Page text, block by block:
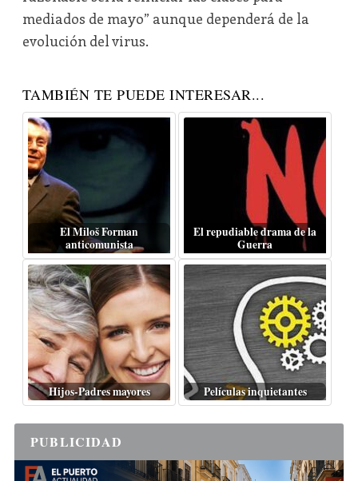
mediados de mayo” aunque dependerá de la
evolución del virus.
TAMBIÉN TE PUEDE INTERESAR...
El Miloš Forman
anticomunista
El repudiable drama de la
Guerra
Hijos-Padres mayores Películas inquietantes
PUBLICIDAD